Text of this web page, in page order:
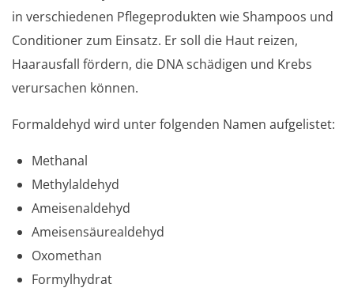
in verschiedenen Pflegeprodukten wie Shampoos und
Conditioner zum Einsatz. Er soll die Haut reizen,
Haarausfall fördern, die DNA schädigen und Krebs
verursachen können.
Formaldehyd wird unter folgenden Namen aufgelistet:
Methanal
Methylaldehyd
Ameisenaldehyd
Ameisensäurealdehyd
Oxomethan
Formylhydrat